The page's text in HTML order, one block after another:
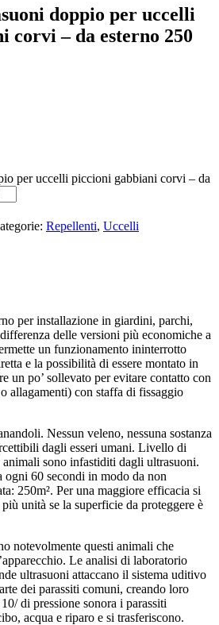
doppio per uccelli
corvi – da esterno 250
per uccelli piccioni gabbiani corvi – da
Repellenti, Uccelli
per installazione in giardini, parchi,
delle versioni più economiche a
un funzionamento ininterrotto
e la possibilità di essere montato in
un po’ sollevato per evitare contatto con
allagamenti) con staffa di fissaggio
Nessun veleno, nessuna sostanza
dagli esseri umani. Livello di
sono infastiditi dagli ultrasuoni.
ogni 60 secondi in modo da non
250m². Per una maggiore efficacia si
unità se la superficie da proteggere è
notevolmente questi animali che
Le analisi di laboratorio
ultrasuoni attaccano il sistema uditivo
dei parassiti comuni, creando loro
di pressione sonora i parassiti
acqua e riparo e si trasferiscono.